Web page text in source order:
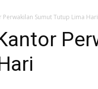
Perwakilan Sumut Tutup Lima Hari